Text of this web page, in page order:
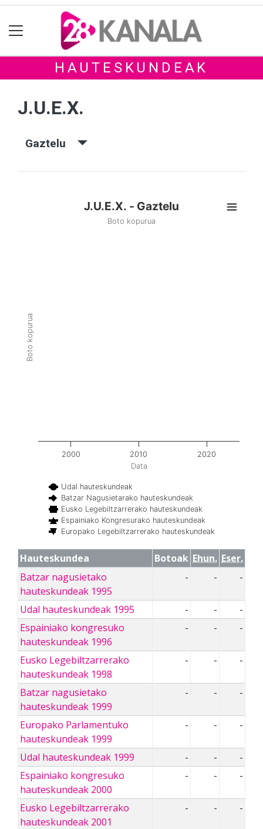
HAUTESKUNDEAK
J.U.E.X.
Gaztelu
Data
Boto kopurua
J.U.E.X. - Gaztelu
Boto kopurua
Udal hauteskundeak
Batzar Nagusietarako hauteskundeak
Eusko Legebiltzarrerako hauteskundeak
Espainiako Kongresurako hauteskundeak
Europako Legebiltzarrerako hauteskundeak
2000 2010 2020
Hauteskundea Botoak Ehun. Eser.
Batzar nagusietako
hauteskundeak 1995
- - -
Udal hauteskundeak 1995 - -
-
Espainiako kongresuko
hauteskundeak 1996
- - -
Eusko Legebiltzarrerako
hauteskundeak 1998
- - -
Batzar nagusietako
hauteskundeak 1999
- - -
Europako Parlamentuko
hauteskundeak 1999
- - -
Udal hauteskundeak 1999 - -
-
Espainiako kongresuko
hauteskundeak 2000
- - -
Eusko Legebiltzarrerako
hauteskundeak 2001
- - -